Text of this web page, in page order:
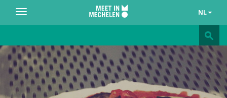
NL
Toggle
navigation
Meet
Mechelen